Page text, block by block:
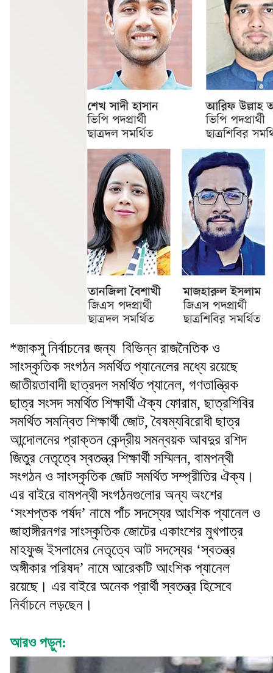
*জাকসু নির্বাচনের জন্য বিভিন্ন রাজনৈতিক ও
সাংস্কৃতিক সংগঠন সমর্থিত প্যানেলের মধ্যে রয়েছে
জাতীয়তাবাদী ছাত্রদল সমর্থিত প্যানেল, গণতান্ত্রিক
ছাত্র সংসদ সমর্থিত শিক্ষার্থী ঐক্য ফোরাম, ছাত্রশিবির
সমর্থিত সমন্বিত শিক্ষার্থী জোট, বৈষম্যবিরোধী ছাত্র
আন্দোলনের প্রাক্তন কেন্দ্রীয় সমন্বয়ক আবদুর রশিদ
জিতুর নেতৃত্বে স্বতন্ত্র শিক্ষার্থী সম্মিলন, বামপন্থী
সংগঠন ও সাংস্কৃতিক জোট সমর্থিত সম্প্রীতির ঐক্য।
এর বাইরে বামপন্থী সংগঠনগুলোর অন্য অংশের
‘সংশপ্তক পর্ষদ’ নামে পাঁচ সদস্যের আংশিক প্যানেল ও
জাহাঙ্গীরনগর সাংস্কৃতিক জোটের একাংশের মুখপাত্র
মাহফুজ ইসলামের নেতৃত্বে আট সদস্যের ‘স্বতন্ত্র
অঙ্গীকার পরিষদ’ নামে আরেকটি আংশিক প্যানেল
রয়েছে। এর বাইরে অনেক প্রার্থী স্বতন্ত্র হিসেবে
নির্বাচনে লড়ছেন।
আরও পড়ুন: